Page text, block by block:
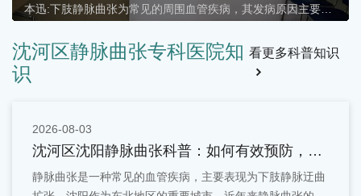
本迅:下肢静脉曲张为常见的周围血管疾病，其发病原因主要分
为以下3类：⑴从事长时间站立及走动或高强度体力劳动及体育
活动的人群；⑵家族遗传因素，静脉壁及瓣膜薄弱所致；⑶妊
娠期妇女
沈河区静脉曲张专科医院知
识
看更多科普知识
2026-08-03
沈河区沈阳静脉曲张科普：如何有效预防，守
护你的健康血管
静脉曲张是一种常见的血管疾病，主要表现为下肢静脉迂曲